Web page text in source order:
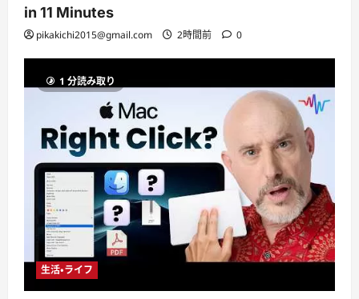
in 11 Minutes
pikakichi2015@gmail.com 2時間前 0
1 分読み取り
生活・ライフ